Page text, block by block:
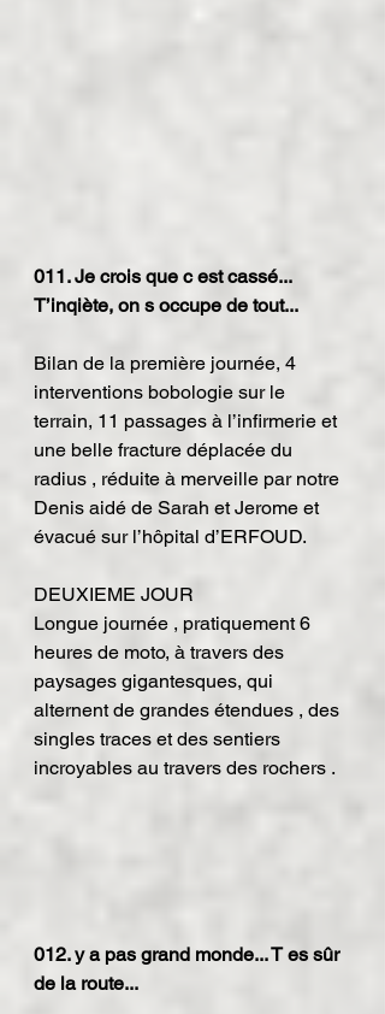
011. Je crois que c est cassé...
T’inqiète, on s occupe de tout...
Bilan de la première journée, 4
interventions bobologie sur le
terrain, 11 passages à l’infirmerie et
une belle fracture déplacée du
radius , réduite à merveille par notre
Denis aidé de Sarah et Jerome et
évacué sur l’hôpital d’ERFOUD.
DEUXIEME JOUR
Longue journée , pratiquement 6
heures de moto, à travers des
paysages gigantesques, qui
alternent de grandes étendues , des
singles traces et des sentiers
incroyables au travers des rochers .
012. y a pas grand monde... T es sûr
de la route...